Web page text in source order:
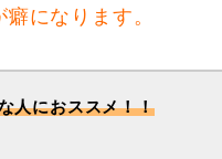
になります。
人におススメ！！